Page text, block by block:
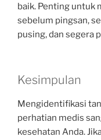
baik. Penting untuk
sebelum pingsan,
pusing, dan segera
Kesimpulan
Mengidentifikasi
perhatian medis
kesehatan Anda.